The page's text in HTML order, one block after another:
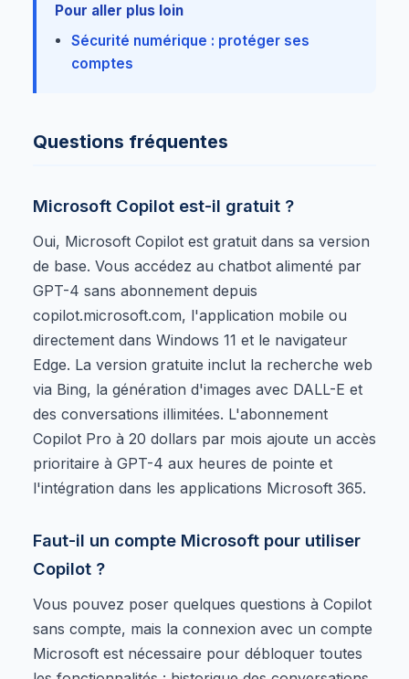
Pour aller plus loin
Sécurité numérique : protéger ses
comptes
Questions fréquentes
Microsoft Copilot est-il gratuit ?
Oui, Microsoft Copilot est gratuit dans sa version
de base. Vous accédez au chatbot alimenté par
GPT-4 sans abonnement depuis
copilot.microsoft.com, l'application mobile ou
directement dans Windows 11 et le navigateur
Edge. La version gratuite inclut la recherche web
via Bing, la génération d'images avec DALL-E et
des conversations illimitées. L'abonnement
Copilot Pro à 20 dollars par mois ajoute un accès
prioritaire à GPT-4 aux heures de pointe et
l'intégration dans les applications Microsoft 365.
Faut-il un compte Microsoft pour utiliser
Copilot ?
Vous pouvez poser quelques questions à Copilot
sans compte, mais la connexion avec un compte
Microsoft est nécessaire pour débloquer toutes